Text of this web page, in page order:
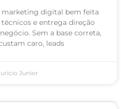
marketing digital bem feita
e entrega direção
Sem a base correta,
caro, leads
Junior